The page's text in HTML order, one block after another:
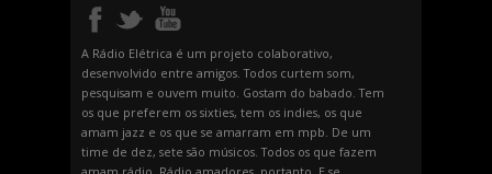
A Rádio Elétrica é um projeto colaborativo,
desenvolvido entre amigos. Todos curtem som,
pesquisam e ouvem muito. Gostam do babado. Tem
os que preferem os sixties, tem os indies, os que
amam jazz e os que se amarram em mpb. De um
time de dez, sete são músicos. Todos os que fazem